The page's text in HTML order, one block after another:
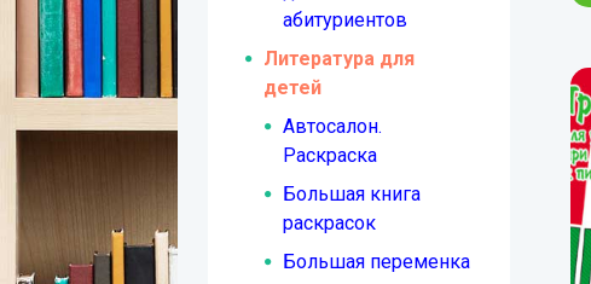
абитуриентов
Литература для
детей
Автосалон.
Раскраска
Большая книга
раскрасок
Большая переменка